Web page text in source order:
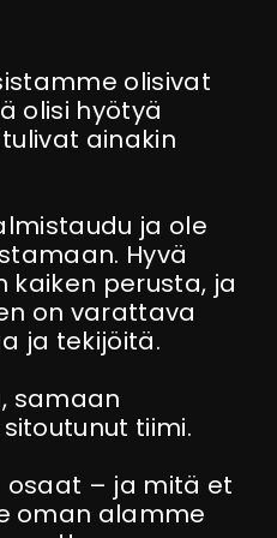
olisivat
olisi hyötyä
ainakin
ja ole
Hyvä
kaiken perusta, ja
on varattava
ja tekijöitä.
samaan
tiimi.
osaat ­– ja mitä et
oman alamme